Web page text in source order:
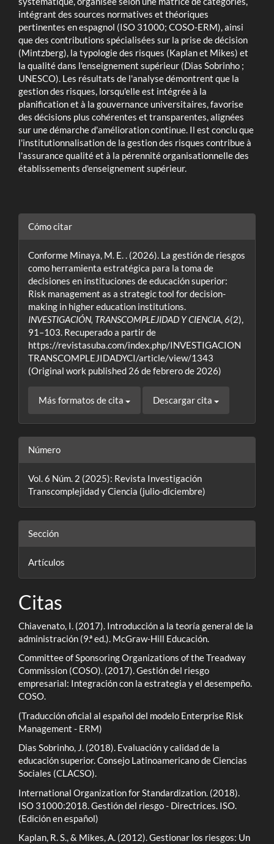
intégrant des sources normatives et théoriques
pertinentes en espagnol (ISO 31000; COSO-ERM), ainsi
que des contributions spécialisées sur la prise de décision
(Mintzberg), la typologie des risques (Kaplan et Mikes) et
la qualité dans l'enseignement supérieur (Dias Sobrinho ;
UNESCO). Les résultats de l'analyse démontrent que la
gestion des risques, lorsqu'elle est intégrée à la
planification et à la gouvernance universitaires, favorise
des décisions plus cohérentes et transparentes, alignées
sur une démarche d'amélioration continue. Il est conclu que
l'institutionnalisation de la gestion des risques contribue à
l'assurance qualité et à la pérennité organisationnelle des
établissements d'enseignement supérieur.
Detalles
artículo
Cómo citar
Conforme Minaya, M. E. . (2026). La gestión de riesgos
como herramienta estratégica para la toma de
decisiones en instituciones de educación superior:
Risk management as a strategic tool for decision-
making in higher education institutions.
INVESTIGACIÓN, TRANSCOMPLEJIDAD Y CIENCIA,6(2),
91–103. Recuperado a partir de
https://revistasuba.com/index.php/INVESTIGACION
TRANSCOMPLEJIDADYCI/article/view/1343
(Original work published 26 de febrero de 2026)
Más formatos de cita Descargar cita
Número
Vol. 6 Núm. 2 (2025): Revista Investigación
Transcomplejidad y Ciencia (julio-diciembre)
Sección
Artículos
Citas
Chiavenato, I. (2017). Introducción a la teoría general de la
administración (9.ª ed.). McGraw-Hill Educación.
Committee of Sponsoring Organizations of the Treadway
Commission (COSO). (2017). Gestión del riesgo
empresarial: Integración con la estrategia y el desempeño.
COSO.
(Traducción oficial al español del modelo Enterprise Risk
Management - ERM)
Dias Sobrinho, J. (2018). Evaluación y calidad de la
educación superior. Consejo Latinoamericano de Ciencias
Sociales (CLACSO).
International Organization for Standardization. (2018).
ISO 31000:2018. Gestión del riesgo - Directrices. ISO.
(Edición en español)
Kaplan, R. S., & Mikes, A. (2012). Gestionar los riesgos: Un